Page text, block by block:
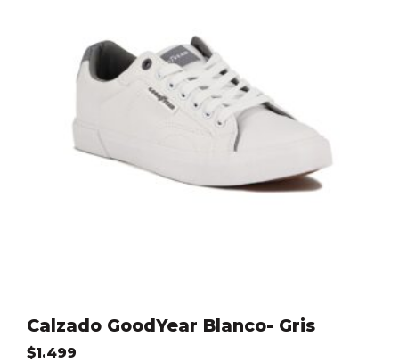
Calzado GoodYear Blanco- Gris
$1.499